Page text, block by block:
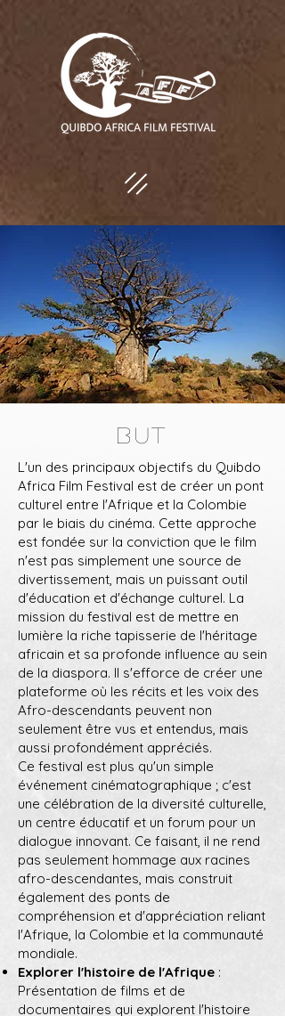
BUT
L'un des principaux objectifs du Quibdo
Africa Film Festival est de créer un pont
culturel entre l'Afrique et la Colombie
par le biais du cinéma. Cette approche
est fondée sur la conviction que le film
n'est pas simplement une source de
divertissement, mais un puissant outil
d'éducation et d'échange culturel. La
mission du festival est de mettre en
lumière la riche tapisserie de l'héritage
africain et sa profonde influence au sein
de la diaspora. Il s'efforce de créer une
plateforme où les récits et les voix des
Afro-descendants peuvent non
seulement être vus et entendus, mais
aussi profondément appréciés.
Ce festival est plus qu'un simple
événement cinématographique ; c'est
une célébration de la diversité culturelle,
un centre éducatif et un forum pour un
dialogue innovant. Ce faisant, il ne rend
pas seulement hommage aux racines
afro-descendantes, mais construit
également des ponts de
compréhension et d'appréciation reliant
l'Afrique, la Colombie et la communauté
mondiale.
Explorer l'histoire de l'Afrique :
Présentation de films et de
documentaires qui explorent l'histoire